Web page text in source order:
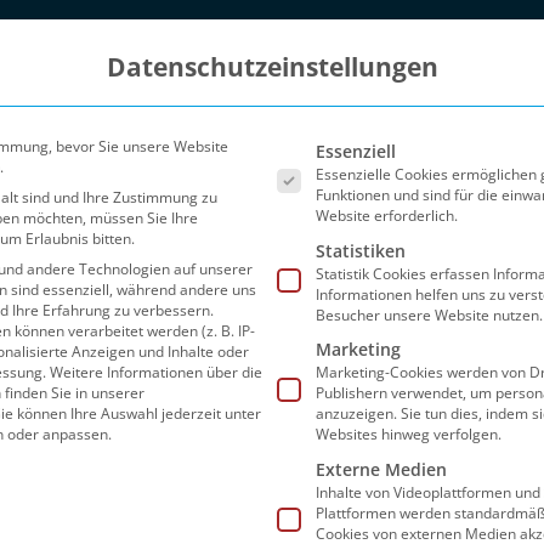
Partner FAQ Preise
Datenschutzeinstellungen
bevor Sie unsere Website
sind und Ihre Zustimmung zu
möchten, müssen Sie Ihre
Erlaubnis bitten.
andere Technologien auf unserer
sind essenziell, während andere uns
Ihre Erfahrung zu verbessern.
können verarbeitet werden (z. B. IP-
Anzeigen und Inhalte oder
Weitere Informationen über die
Sie in unserer
können Ihre Auswahl jederzeit unter
oder anpassen.
Es folgt eine Liste der
Essenziell
Essenzielle Cookies ermöglichen
Funktionen und sind für die
Website erforderlich.
Statistiken
Statistik Cookies erfassen
Informationen helfen uns zu
Besucher unsere Website nutzen.
Marketing
Marketing-Cookies werden von
Publishern verwendet, um
anzuzeigen. Sie tun dies, indem
Websites hinweg verfolgen.
Externe Medien
Inhalte von Videoplattformen
Plattformen werden
Cookies von externen Medien